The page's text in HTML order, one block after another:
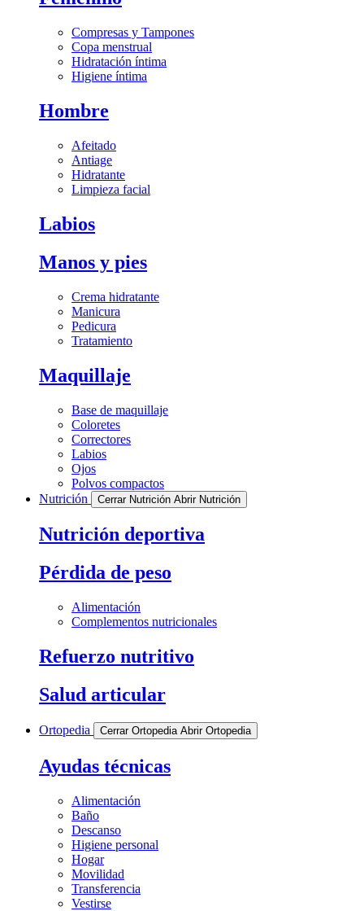
Compresas y Tampones
Copa menstrual
Hidratación íntima
Higiene íntima
Hombre
Afeitado
Antiage
Hidratante
Limpieza facial
Labios
Manos y pies
Crema hidratante
Manicura
Pedicura
Tratamiento
Maquillaje
Base de maquillaje
Coloretes
Correctores
Labios
Ojos
Polvos compactos
Nutrición
Cerrar Nutrición Abrir Nutrición
Nutrición deportiva
Pérdida de peso
Alimentación
Complementos nutricionales
Refuerzo nutritivo
Salud articular
Ortopedia Cerrar Ortopedia Abrir Ortopedia
Ayudas técnicas
Alimentación
Baño
Descanso
Higiene personal
Hogar
Movilidad
Transferencia
Vestirse